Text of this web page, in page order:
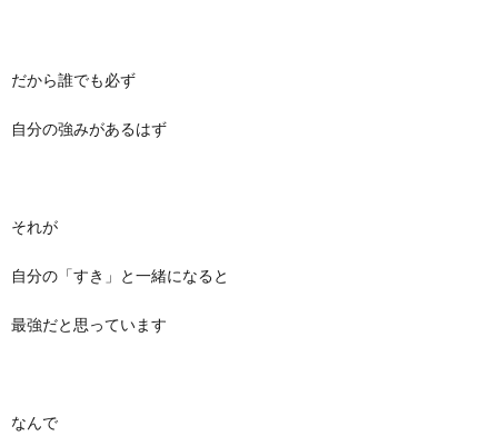
だから誰でも必ず
自分の強みがあるはず
それが
自分の「すき」と一緒になると
最強だと思っています
なんで